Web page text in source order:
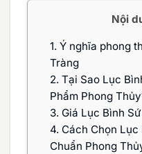
Nội
1. Ý nghĩa phong
Tràng
2. Tại Sao Lục
Phẩm Phong
3. Giá Lục Bình
4. Cách Chọn Lục
Chuẩn Phong